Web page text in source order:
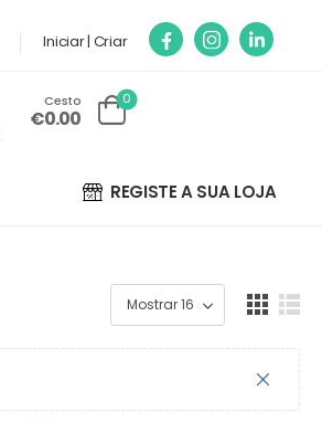
Iniciar | Criar
Cesto
€0.00
0
REGISTE A SUA LOJA